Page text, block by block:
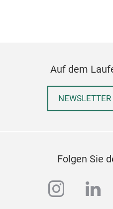
Auf dem
Folgen Sie